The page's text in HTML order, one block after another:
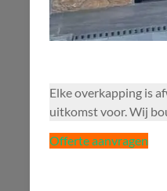
Elke overkapping is
uitkomst voor. Wij
Offerte aanvragen